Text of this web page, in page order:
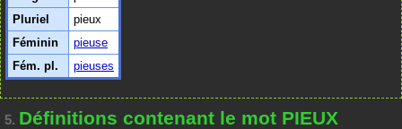
Pluriel
pieux
Féminin
pieuse
Fém. pl.
pieuses
5. Définitions contenant le mot PIEUX